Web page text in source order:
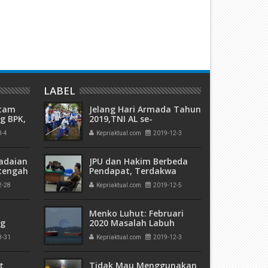
BPK,
4
28
di
31
LABEL
Jelang Hari Armada Tahun
2019,TNI AL se-
Tanjungpinang
Semarakkan Olahraga
Kepriaktual.com 2019-12-3
JPU dan Hakim Berbeda
Pendapat, Terdakwa
Tahir Ferdinan Divonis
"Bebas"
Kepriaktual.com 2019-12-5
Menko Luhut: Februari
2020 Masalah Labuh
Jangkar Selesai
Kepriaktual.com 2019-12-3
Tidak Mau Menggunakan